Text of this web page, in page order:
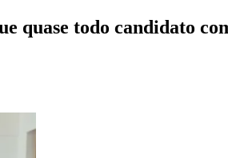
quase todo candidato